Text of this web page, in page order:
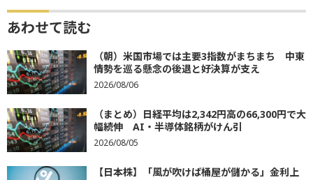
あわせて読む
（朝）米国市場では主要3指数がまちまち 中東
情勢を巡る懸念の後退と好決算が支え
2026/08/06
（まとめ）日経平均は2,342円高の66,300円で大
幅続伸 AI・半導体銘柄がけん引
2026/08/05
【日本株】「風が吹けば桶屋が儲かる」金利上